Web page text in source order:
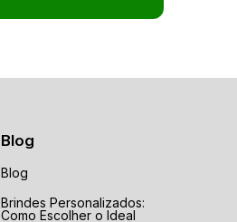
Blog
Blog
Brindes Personalizados:
Como Escolher o Ideal